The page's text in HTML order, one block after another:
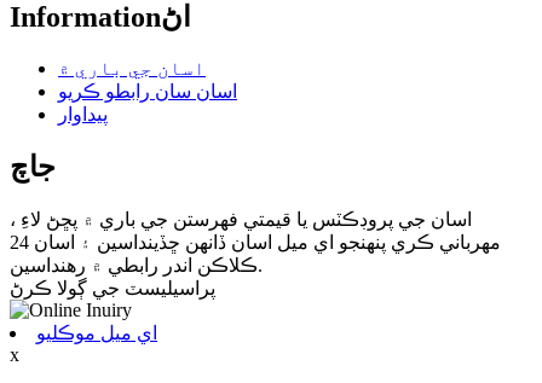
Informationاڻ
اسان جي باري ۾
اسان سان رابطو ڪريو
پيداوار
جاچ
اسان جي پروڊڪٽس يا قيمتي فهرستن جي باري ۾ پڇڻ لاءِ ،
مهرباني ڪري پنهنجو اي ميل اسان ڏانهن ڇڏينداسين ۽ اسان 24
ڪلاڪن اندر رابطي ۾ رهنداسين.
پراسيليسٽ جي ڳولا ڪرڻ
اي ميل موڪليو
x